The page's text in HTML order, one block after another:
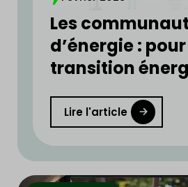
Les
d’énergie :
transition
plus rapide et
équitable
Lire l'article